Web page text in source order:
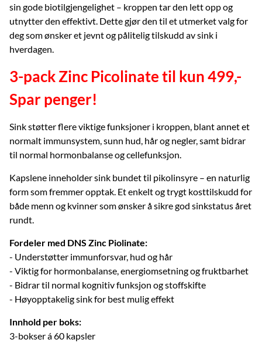
sin gode biotilgjengelighet – kroppen tar den lett opp og
utnytter den effektivt. Dette gjør den til et utmerket valg for
deg som ønsker et jevnt og pålitelig tilskudd av sink i
hverdagen.
3-pack Zinc Picolinate til kun 499,-
Spar penger!
Sink støtter flere viktige funksjoner i kroppen, blant annet et
normalt immunsystem, sunn hud, hår og negler, samt bidrar
til normal hormonbalanse og cellefunksjon.
Kapslene inneholder sink bundet til pikolinsyre – en naturlig
form som fremmer opptak. Et enkelt og trygt kosttilskudd for
både menn og kvinner som ønsker å sikre god sinkstatus året
rundt.
Fordeler med DNS Zinc Piolinate:
- Understøtter immunforsvar, hud og hår
- Viktig for hormonbalanse, energiomsetning og fruktbarhet
- Bidrar til normal kognitiv funksjon og stoffskifte
- Høyopptakelig sink for best mulig effekt
Innhold per boks:
3-bokser á 60 kapsler